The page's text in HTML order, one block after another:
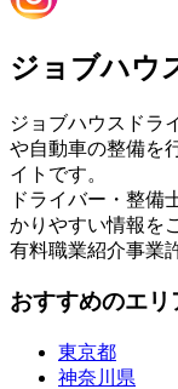
ジョブハウ
ジョブハウスドラ
や自動車の整備を
イトです。
ドライバー・整備
かりやすい情報を
有料職業紹介事業
おすすめのエリ
東京都
神奈川県